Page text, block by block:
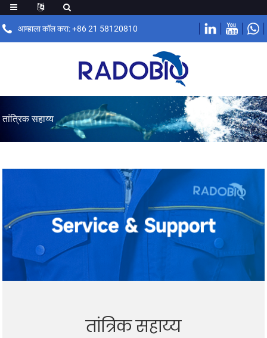
आम्हाला कॉल करा: +86 21 58120810
तांत्रिक सहाय्य
.
तांत्रिक सहाय्य